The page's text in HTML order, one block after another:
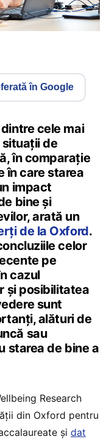
în Google
cele mai
de
în comparație
în care starea
impact
bine și
arată un
de la Oxford.
celor
pe
cazul
și posibilitatea
sunt
alături de
sau
starea de bine a
Research
din Oxford pentru
și dat